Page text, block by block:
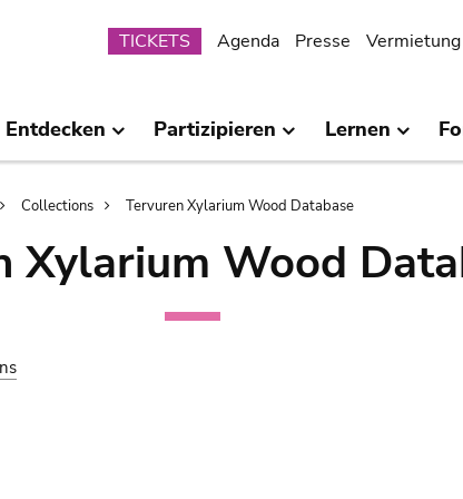
Submenu
TICKETS Agenda Presse Vermietung
Entdecken Partizipieren Lernen
Collections Tervuren Xylarium Wood Database
Xylarium Wood